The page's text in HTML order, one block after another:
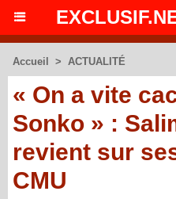
Accueil > ACTUALITÉ
« On a vite
Sonko » :
revient sur
CMU